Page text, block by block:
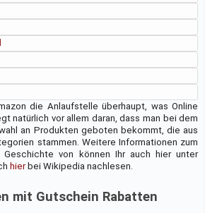
die Anlaufstelle überhaupt, was Online
natürlich vor allem daran, dass man bei dem
an Produkten geboten bekommt, die aus
stammen. Weitere Informationen zum
Geschichte von können Ihr auch hier unter
hierbei Wikipedia nachlesen.
mit Gutschein Rabatten